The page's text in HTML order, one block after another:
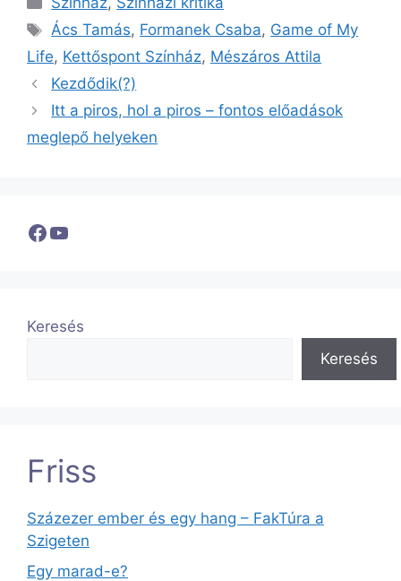
Címkék
Ács Tamás, Formanek Csaba, Game of My
Life, Kettőspont Színház, Mészáros Attila
Kezdődik(?)
Itt a piros, hol a piros – fontos előadások
meglepő helyeken
Facebook
YouTube
Keresés
Keresés
Friss
Százezer ember és egy hang – FakTúra a
Szigeten
Egy marad-e?